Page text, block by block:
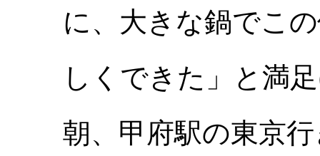
に、大きな鍋でこ
しくできた」と満
朝、甲府駅の東京